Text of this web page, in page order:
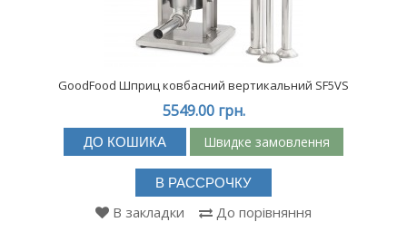
GoodFood Шприц ковбасний вертикальний SF5VS
5549.00 грн.
ДО КОШИКА Швидке замовлення
В РАССРОЧКУ
В закладки До порівняння